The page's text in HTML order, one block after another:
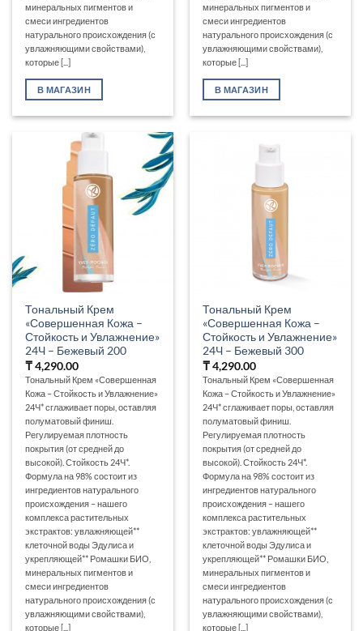
минеральных пигментов и
смеси ингредиентов
натурального происхождения (с
увлажняющими свойствами),
которые [...]
В МАГАЗИН
минеральных пигментов и
смеси ингредиентов
натурального происхождения (с
увлажняющими свойствами),
которые [...]
В МАГАЗИН
Тональный Крем
«Совершенная Кожа –
Стойкость и Увлажнение»
24Ч – Бежевый 200
₸4,290.00
Тональный Крем «Совершенная
Кожа – Стойкость и Увлажнение»
24Ч* сглаживает поры, оставляя
полуматовый финиш.
Регулируемая плотность
покрытия (от средней до
высокой). Стойкость 24Ч*.
Формула на 98% состоит из
ингредиентов натурального
происхождения – нашего
комплекса растительных
экстрактов: увлажняющей**
клеточной воды Эдулиса и
укрепляющей** Ромашки БИО,
минеральных пигментов и
смеси ингредиентов
натурального происхождения (с
увлажняющими свойствами),
которые [...]
Тональный Крем
«Совершенная Кожа –
Стойкость и Увлажнение»
24Ч – Бежевый 300
₸4,290.00
Тональный Крем «Совершенная
Кожа – Стойкость и Увлажнение»
24Ч* сглаживает поры, оставляя
полуматовый финиш.
Регулируемая плотность
покрытия (от средней до
высокой). Стойкость 24Ч*.
Формула на 98% состоит из
ингредиентов натурального
происхождения – нашего
комплекса растительных
экстрактов: увлажняющей**
клеточной воды Эдулиса и
укрепляющей** Ромашки БИО,
минеральных пигментов и
смеси ингредиентов
натурального происхождения (с
увлажняющими свойствами),
которые [...]